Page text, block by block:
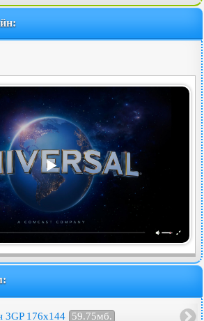
3GP 176x144 59.75мб.